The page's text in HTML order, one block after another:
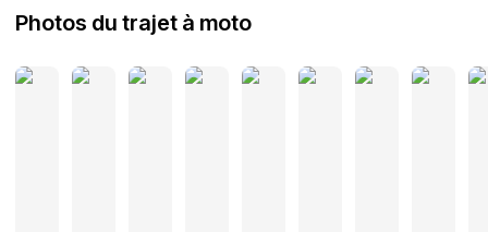
Photos du trajet à moto